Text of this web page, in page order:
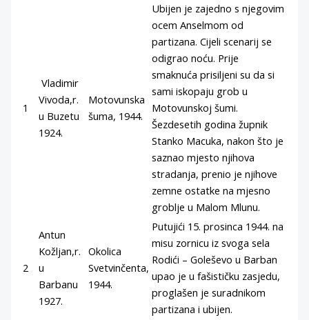
1
Vladimir
Vivoda,r.
u Buzetu
1924.
Motovunska
šuma, 1944.
Ubijen je zajedno s njegovim
ocem Anselmom od
partizana. Cijeli scenarij se
odigrao noću. Prije
smaknuća prisiljeni su da si
sami iskopaju grob u
Motovunskoj šumi.
Šezdesetih godina župnik
Stanko Macuka, nakon što je
saznao mjesto njihova
stradanja, prenio je njihove
zemne ostatke na mjesno
groblje u Malom Mlunu.
2
Antun
Kožljan,r.
u
Barbanu
1927.
Okolica
Svetvinčenta,
1944.
Putujići 15. prosinca 1944. na
misu zornicu iz svoga sela
Rodići – Goleševo u Barban
upao je u fašističku zasjedu,
proglašen je suradnikom
partizana i ubijen.